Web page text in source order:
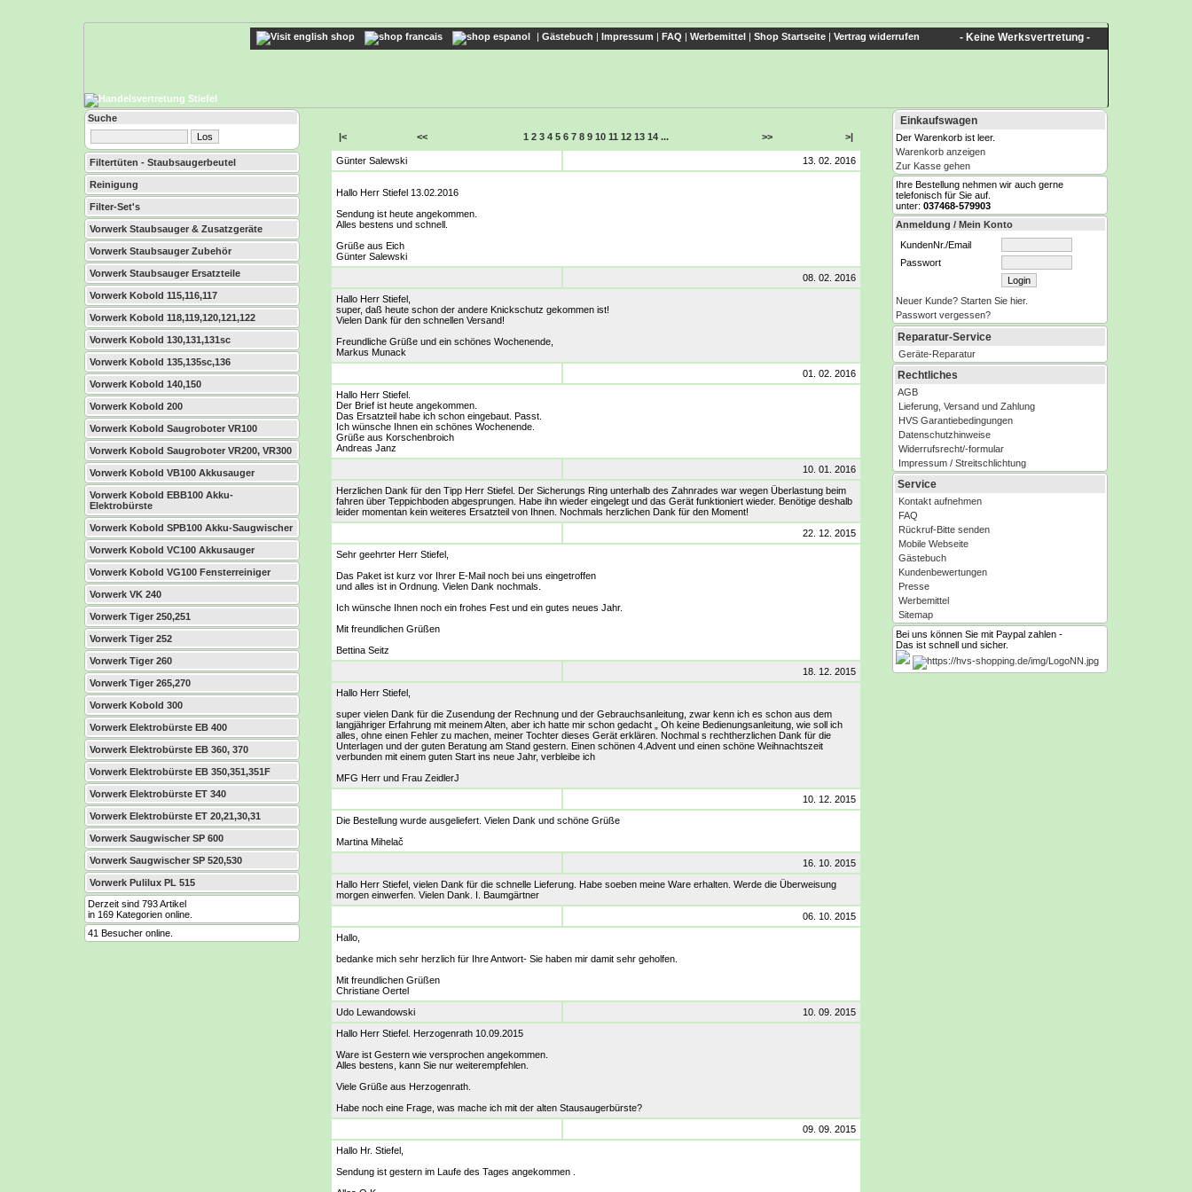
- Keine Werksvertretung -
| Gästebuch | Impressum | FAQ | Werbemittel | Shop Startseite | Vertrag widerrufen
Suche
Filtertüten - Staubsaugerbeutel
Reinigung
Filter-Set's
Vorwerk Staubsauger & Zusatzgeräte
Vorwerk Staubsauger Zubehör
Vorwerk Staubsauger Ersatzteile
Vorwerk Kobold 115,116,117
Vorwerk Kobold 118,119,120,121,122
Vorwerk Kobold 130,131,131sc
Vorwerk Kobold 135,135sc,136
Vorwerk Kobold 140,150
Vorwerk Kobold 200
Vorwerk Kobold Saugroboter VR100
Vorwerk Kobold Saugroboter VR200, VR300
Vorwerk Kobold VB100 Akkusauger
Vorwerk Kobold EBB100 Akku-
Elektrobürste
Vorwerk Kobold SPB100 Akku-Saugwischer
Vorwerk Kobold VC100 Akkusauger
Vorwerk Kobold VG100 Fensterreiniger
Vorwerk VK 240
Vorwerk Tiger 250,251
Vorwerk Tiger 252
Vorwerk Tiger 260
Vorwerk Tiger 265,270
Vorwerk Kobold 300
Vorwerk Elektrobürste EB 400
Vorwerk Elektrobürste EB 360, 370
Vorwerk Elektrobürste EB 350,351,351F
Vorwerk Elektrobürste ET 340
Vorwerk Elektrobürste ET 20,21,30,31
Vorwerk Saugwischer SP 600
Vorwerk Saugwischer SP 520,530
Vorwerk Pulilux PL 515
Derzeit sind 793 Artikel
in 169 Kategorien online.
41 Besucher online.
|< << 1 2 3 4 5 6 7 8 9 10 11 12 13 14 ... >> >|
Günter Salewski 13. 02. 2016
Hallo Herr Stiefel 13.02.2016
Sendung ist heute angekommen.
Alles bestens und schnell.
Grüße aus Eich
Günter Salewski
08. 02. 2016
Hallo Herr Stiefel,
super, daß heute schon der andere Knickschutz gekommen ist!
Vielen Dank für den schnellen Versand!
Freundliche Grüße und ein schönes Wochenende,
Markus Munack
01. 02. 2016
Hallo Herr Stiefel.
Der Brief ist heute angekommen.
Das Ersatzteil habe ich schon eingebaut. Passt.
Ich wünsche Ihnen ein schönes Wochenende.
Grüße aus Korschenbroich
Andreas Janz
10. 01. 2016
Herzlichen Dank für den Tipp Herr Stiefel. Der Sicherungs Ring unterhalb des Zahnrades war wegen Überlastung beim
fahren über Teppichboden abgesprungen. Habe ihn wieder eingelegt und das Gerät funktioniert wieder. Benötige deshalb
leider momentan kein weiteres Ersatzteil von Ihnen. Nochmals herzlichen Dank für den Moment!
22. 12. 2015
Sehr geehrter Herr Stiefel,
Das Paket ist kurz vor Ihrer E-Mail noch bei uns eingetroffen
und alles ist in Ordnung. Vielen Dank nochmals.
Ich wünsche Ihnen noch ein frohes Fest und ein gutes neues Jahr.
Mit freundlichen Grüßen
Bettina Seitz
18. 12. 2015
Hallo Herr Stiefel,
super vielen Dank für die Zusendung der Rechnung und der Gebrauchsanleitung, zwar kenn ich es schon aus dem
langjähriger Erfahrung mit meinem Alten, aber ich hatte mir schon gedacht „ Oh keine Bedienungsanleitung, wie soll ich
alles, ohne einen Fehler zu machen, meiner Tochter dieses Gerät erklären. Nochmal s rechtherzlichen Dank für die
Unterlagen und der guten Beratung am Stand gestern. Einen schönen 4.Advent und einen schöne Weihnachtszeit
verbunden mit einem guten Start ins neue Jahr, verbleibe ich
MFG Herr und Frau ZeidlerJ
10. 12. 2015
Die Bestellung wurde ausgeliefert. Vielen Dank und schöne Grüße
Martina Mihelač
16. 10. 2015
Hallo Herr Stiefel, vielen Dank für die schnelle Lieferung. Habe soeben meine Ware erhalten. Werde die Überweisung
morgen einwerfen. Vielen Dank. I. Baumgärtner
06. 10. 2015
Hallo,
bedanke mich sehr herzlich für Ihre Antwort- Sie haben mir damit sehr geholfen.
Mit freundlichen Grüßen
Christiane Oertel
Udo Lewandowski
10. 09. 2015
Hallo Herr Stiefel. Herzogenrath 10.09.2015
Ware ist Gestern wie versprochen angekommen.
Alles bestens, kann Sie nur weiterempfehlen.
Viele Grüße aus Herzogenrath.
Habe noch eine Frage, was mache ich mit der alten Stausaugerbürste?
09. 09. 2015
Hallo Hr. Stiefel,
Sendung ist gestern im Laufe des Tages angekommen .
Einkaufswagen
Der Warenkorb ist leer.
Warenkorb anzeigen
Zur Kasse gehen
Ihre Bestellung nehmen wir auch gerne
telefonisch für Sie auf.
unter: 037468-579903
Anmeldung / Mein Konto
KundenNr./Email
Passwort
Neuer Kunde? Starten Sie hier.
Passwort vergessen?
Reparatur-Service
Geräte-Reparatur
Rechtliches
AGB
Lieferung, Versand und Zahlung
HVS Garantiebedingungen
Datenschutzhinweise
Widerrufsrecht/-formular
Impressum / Streitschlichtung
Service
Kontakt aufnehmen
FAQ
Rückruf-Bitte senden
Mobile Webseite
Gästebuch
Kundenbewertungen
Presse
Werbemittel
Sitemap
Bei uns können Sie mit Paypal zahlen -
Das ist schnell und sicher.